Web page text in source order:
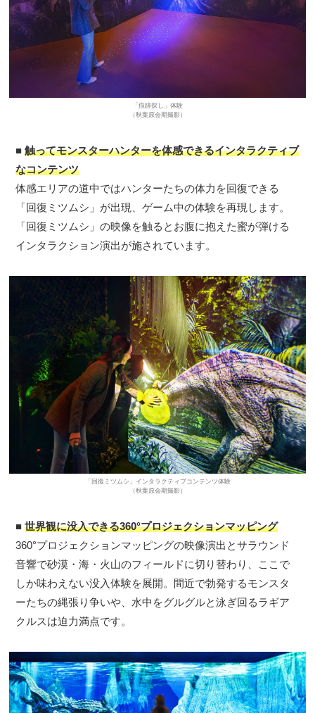
「痕跡探し」体験
（秋葉原会期撮影）
■触ってモンスターハンターを体感できるインタラクティブ
なコンテンツ
体感エリアの道中ではハンターたちの体力を回復できる
「回復ミツムシ」が出現、ゲーム中の体験を再現します。
「回復ミツムシ」の映像を触るとお腹に抱えた蜜が弾ける
インタラクション演出が施されています。
「回復ミツムシ」インタラクティブコンテンツ体験
（秋葉原会期撮影）
■世界観に没入できる360°プロジェクションマッピング
360°プロジェクションマッピングの映像演出とサラウンド
音響で砂漠・海・火山のフィールドに切り替わり、ここで
しか味わえない没入体験を展開。間近で勃発するモンスタ
ーたちの縄張り争いや、水中をグルグルと泳ぎ回るラギア
クルスは迫力満点です。